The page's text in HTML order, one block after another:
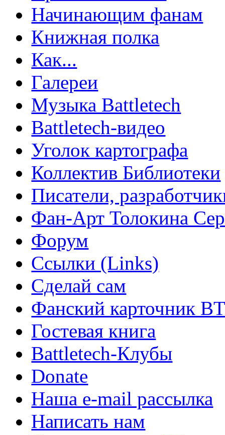
Начинающим фанам
Книжная полка
Как...
Галереи
Музыка Battletech
Battletech-видео
Уголок картографа
Коллектив Библиотеки
Писатели,
Фан-Арт Толокина
Форум
Ссылки (Links)
Сделай сам
Фанский карточник
Гостевая книга
Battletech-Клубы
Donate
Наша e-mail рассылка
Написать нам